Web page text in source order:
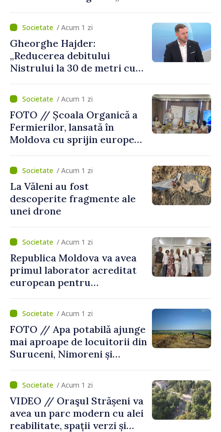
putea cumpăra nici curent
de avarie”/ Acum 1 zi
Gheorghe Hajder:
„Reducerea debitului
Nistrului la 30 de metri cubi
„catastrofă naturală”
/ Acum 1 zi
FOTO // Școala Organică a
Fermierilor, lansată în
Moldova cu sprijin european
agriculturii durabile
/ Acum 1 zi
La Văleni au fost
descoperite fragmente ale
unei drone
/ Acum 1 zi
Republica Moldova va avea
primul laborator acreditat
european pentru
viței-de-vie
/ Acum 1 zi
FOTO // Apa potabilă ajunge
mai aproape de locuitorii din
Suruceni, Nimoreni și
/ Acum 1 zi
VIDEO // Oraşul Strășeni va
avea un parc modern cu alei
reabilitate, spații verzi și